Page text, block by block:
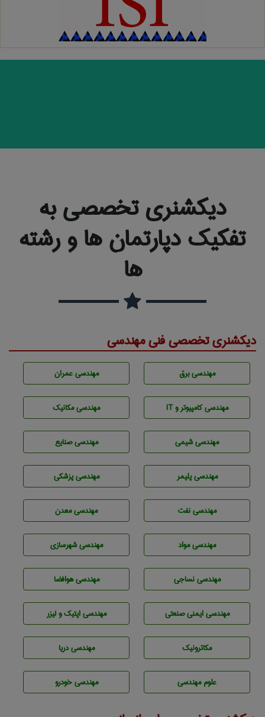
دیکشنری تخصصی به
تفکیک دپارتمان ها و رشته
ها
دیکشنری تخصصی فنی مهندسی
مهندسی برق مهندسی عمران
مهندسی كامپيوتر و IT مهندسی مکانیک
مهندسي شيمی مهندسی صنايع
مهندسی پليمر مهندسی پزشکی
مهندسی نفت مهندسی معدن
مهندسی مواد مهندسی شهرسازی
مهندسي نساجی مهندسی هوافضا
مهندسی ایمنی صنعتی مهندسی اپتیک و لیزر
مکاترونیک مهندسی دریا
علوم مهندسی مهندسی خودرو